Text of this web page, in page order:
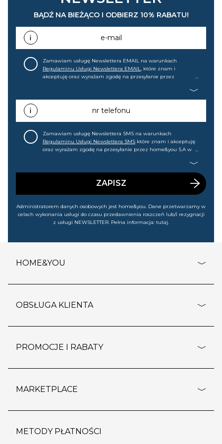
BĄDŹ NA BIEŻĄCO I ODBIERZ 10% RABATU!
e-mail
Zamawiam usługę Newslettera EMAIL na warunkach
Regulaminu Usługi Newslettera EMAIL, które znam i
akceptuję oraz wyrażam zgodę na przesyłanie przez
promocjach, wyprzedażach). Wiem, że mogę tę zgodę w
każdej chwili cofnąć.nr telefonu
Zamawiam usługę Newslettera SMS na warunkach
Regulaminu Usługi Newslettera SMS które znam i akceptuję
oraz wyrażam zgodę na przesyłanie przez home&you S.A w
wyprzedażach). Wiem, że mogę tę zgodę w każdej chwili
ZAPISZ
Administratorem danych osobowych jest home&you. Dane przetwarzamy w
celach wykonania usługi do czasu przedawnienia roszczeń lub/i rezygnacji
z usługi NEWSLETTER. Pełna informacja: tutaj.
HOME&YOU
o firmie
polityka prywatności
kontakt
OBSŁUGA KLIENTA
dostawy i płatność
wypis z subskrypcji
regulamin sklepu
pozostałe regulaminy
PROMOCJE I RABATY
outlet
regulaminy promocji
MARKETPLACE
strefa marek
METODY PŁATNOŚCI